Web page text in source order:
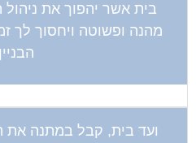
בית אשר יהפוך את
מהנה ופשוטה ויחסוך לך
ועד בית, קבל במתנה את